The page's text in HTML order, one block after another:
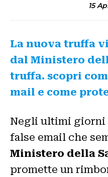
15
La nuova truffa
dal Ministero
truffa. scopri
mail e come
Negli ultimi giorni
false email che
Ministero della
promette un